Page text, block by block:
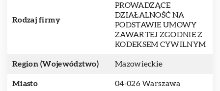
Rodzaj firmy
PROWADZĄCE
DZIAŁALNOŚĆ NA
PODSTAWIE UMOWY
ZAWARTEJ ZGODNIE Z
KODEKSEM CYWILNYM
Region (Województwo) Mazowieckie
Miasto 04-026 Warszawa